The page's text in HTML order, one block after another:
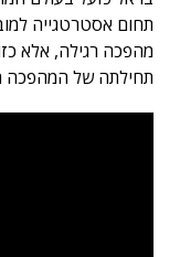
מהפכה רגילה, אלא
תחילתה של המהפכה